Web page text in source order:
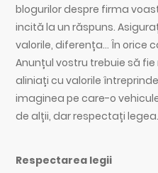
blogurilor despre firma
incită la un răspuns.
valorile, diferența… În orice
Anunțul vostru trebuie să
aliniați cu valorile
imaginea pe care-o
de alții, dar respectați legea.
Respectarea